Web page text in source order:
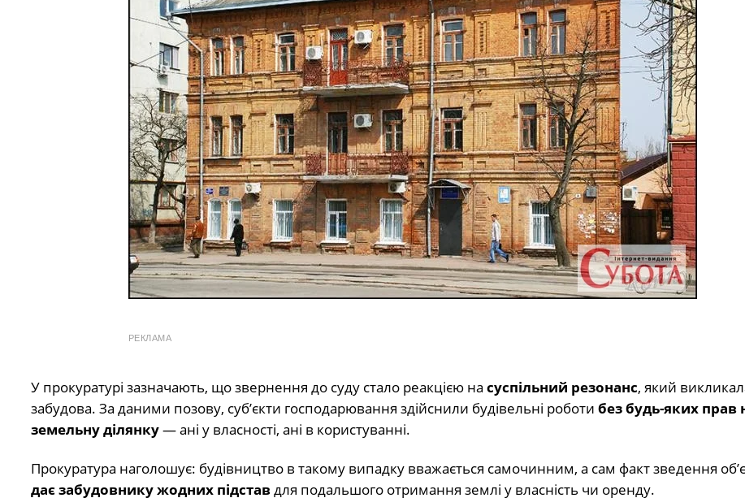
РЕКЛАМА
У прокуратурі зазначають, що звернення до суду стало реакцією на суспільний резонанс, який
забудова. За даними позову, суб’єкти господарювання здійснили будівельні роботи без будь-яких прав
земельну ділянку— ані у власності, ані в користуванні.
Прокуратура наголошує: будівництво в такому випадку вважається самочинним, а сам факт зведення
дає забудовнику жодних підставдля подальшого отримання землі у власність чи оренду.